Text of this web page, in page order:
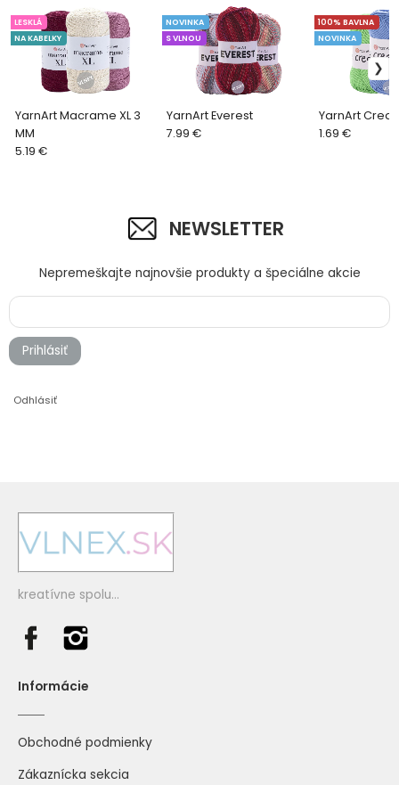
577 bordová 9561 sýta fialová
600 jasná modrá
3864 sivý denim
YarnArt Macrame XL 3
MM
LESKLÁ
NA KABELKY
5.19 €
YarnArt Everest
NOVINKA
S VLNOU
7.99 €
YarnArt
100% BAVLNA
NOVINKA
1.69 €
NEWSLETTER
Nepremeškajte najnovšie produkty a špeciálne akcie
Prihlásiť
Odhlásiť
kreatívne spolu...
Informácie
Obchodné podmienky
Zákaznícka sekcia